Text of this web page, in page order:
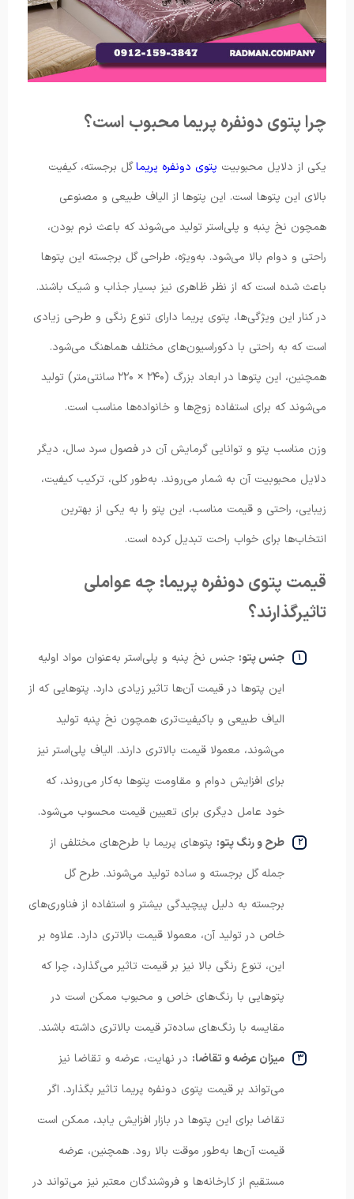
چرا پتوی دونفره پریما محبوب است؟
یکی از دلایل محبوبیت پتوی دونفره پریماگل برجسته، کیفیت
بالای این پتوها است. این پتوها از الیاف طبیعی و مصنوعی
همچون نخ پنبه و پلی‌استر تولید می‌شوند که باعث نرم بودن،
راحتی و دوام بالا می‌شود. به‌ویژه، طراحی گل برجسته این پتوها
باعث شده است که از نظر ظاهری نیز بسیار جذاب و شیک باشند.
در کنار این ویژگی‌ها، پتوی پریما دارای تنوع رنگی و طرحی زیادی
است که به راحتی با دکوراسیون‌های مختلف هماهنگ می‌شود.
همچنین، این پتوها در ابعاد بزرگ (۲۴۰ × ۲۲۰ سانتی‌متر) تولید
می‌شوند که برای استفاده زوج‌ها و خانواده‌ها مناسب است.
وزن مناسب پتو و توانایی گرمایش آن در فصول سرد سال، دیگر
دلایل محبوبیت آن به شمار می‌روند. به‌طور کلی، ترکیب کیفیت،
زیبایی، راحتی و قیمت مناسب، این پتو را به یکی از بهترین
انتخاب‌ها برای خواب راحت تبدیل کرده است.
قیمت پتوی دونفره پریما: چه عواملی
تاثیرگذارند؟
جنس پتو: جنس نخ پنبه و پلی‌استر به‌عنوان مواد اولیه
این پتوها در قیمت آن‌ها تاثیر زیادی دارد. پتوهایی که از
الیاف طبیعی و باکیفیت‌تری همچون نخ پنبه تولید
می‌شوند، معمولا قیمت بالاتری دارند. الیاف پلی‌استر نیز
برای افزایش دوام و مقاومت پتوها به‌کار می‌روند، که
خود عامل دیگری برای تعیین قیمت محسوب می‌شود.
طرح و رنگ پتو: پتوهای پریما با طرح‌های مختلفی از
جمله گل برجسته و ساده تولید می‌شوند. طرح گل
برجسته به دلیل پیچیدگی بیشتر و استفاده از فناوری‌های
خاص در تولید آن، معمولا قیمت بالاتری دارد. علاوه بر
این، تنوع رنگی بالا نیز بر قیمت تاثیر می‌گذارد، چرا که
پتوهایی با رنگ‌های خاص و محبوب ممکن است در
مقایسه با رنگ‌های ساده‌تر قیمت بالاتری داشته باشند.
میزان عرضه و تقاضا: در نهایت، عرضه و تقاضا نیز
می‌تواند بر قیمت پتوی دونفره پریما تاثیر بگذارد. اگر
تقاضا برای این پتوها در بازار افزایش یابد، ممکن است
قیمت آن‌ها به‌طور موقت بالا رود. همچنین، عرضه
مستقیم از کارخانه‌ها و فروشندگان معتبر نیز می‌تواند در